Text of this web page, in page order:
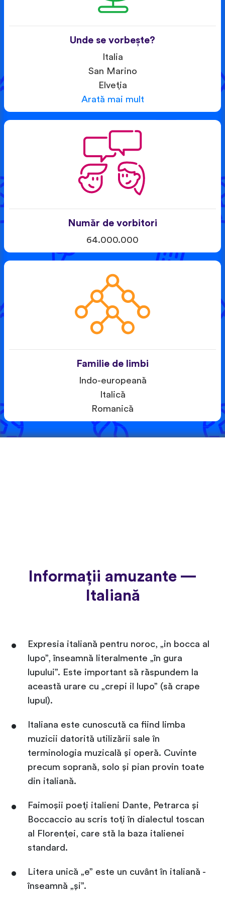
Unde se vorbește?
Italia
San Marino
Elveția
Arată mai mult
Număr de vorbitori
64.000.000
Familie de limbi
Indo-europeană
Italică
Romanică
Informații amuzante —
Italiană
Expresia italiană pentru noroc, „in bocca al
lupo”, înseamnă literalmente „în gura
lupului”. Este important să răspundem la
această urare cu „crepi il lupo” (să crape
lupul).
Italiana este cunoscută ca fiind limba
muzicii datorită utilizării sale în
terminologia muzicală și operă. Cuvinte
precum soprană, solo și pian provin toate
din italiană.
Faimoșii poeți italieni Dante, Petrarca și
Boccaccio au scris toți în dialectul toscan
al Florenței, care stă la baza italienei
standard.
Litera unică „e” este un cuvânt în italiană -
înseamnă „și”.